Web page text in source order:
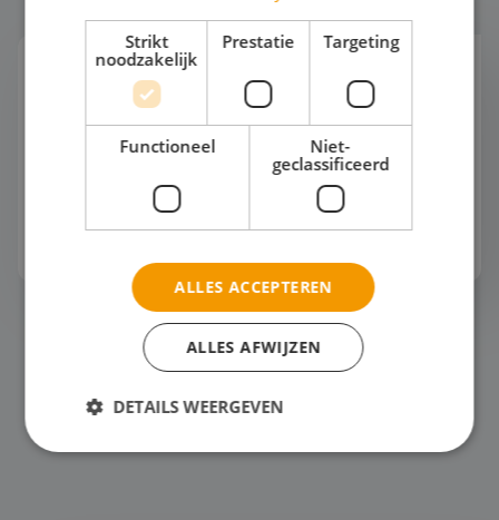
Mode en Design
"Wist jij dat deze jas van gerecycled oceaanplastic
is gemaakt?" "Serieus? Dat zie je echt niet. Mode
kan dus ook duurzaam én mooi zijn!" Een
studiereis naar de modehoofdsteden van Europa
Bekijk het thema
Strikt
noodzakelijk
Prestatie Targeting
Functioneel
Niet-
geclassificeerd
ALLES ACCEPTEREN
ALLES AFWIJZEN
DETAILS WEERGEVEN